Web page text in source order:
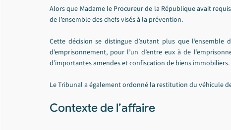
Alors que Madame le Procureur de la République avait
de l’ensemble des chefs visés à la prévention.
Cette décision se distingue d’autant plus que
d’emprisonnement, pour l’un d’entre eux à de
d’importantes amendes et confiscation de biens immobiliers.
Le Tribunal a également ordonné la restitution du véhicule
Contexte de l’affaire